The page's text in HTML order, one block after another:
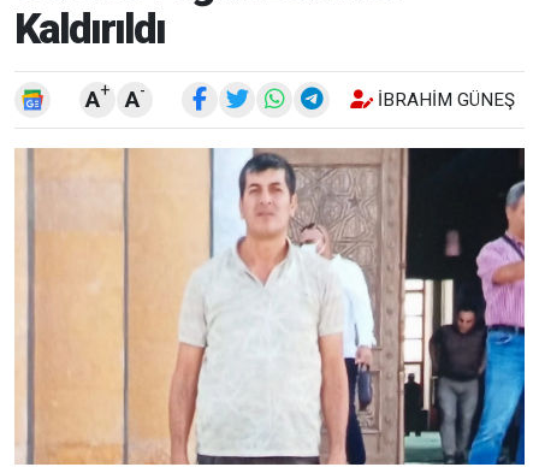
Kaldırıldı
A+ A- İBRAHIM GÜNEŞ